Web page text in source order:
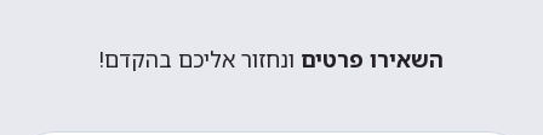
השאירו פרטים ונחזור אליכם בהקדם!